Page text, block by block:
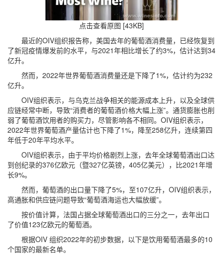
点击查看原图 [43KB]
最近的OIV组织报告称，美国去年的葡萄酒消费量，已经恢复到
了新冠疫情爆发前的水平，与2021年相比增长了约3%，估计达到34
亿升。
然而，2022年世界葡萄酒消费量还是下降了1%，估计约为232
亿升。
OIV组织表示，与乌克兰战争相关的能源成本上升，以及全球供
应链经常中断，导致“消费者的葡萄酒价格大幅上涨”。通货膨胀也削
弱了葡萄酒饮用者的购买力，尽管影响各不相同。OIV组织表示，
2022年世界葡萄酒产量估计也下降了1%，降至258亿升，连续第四
年低于20年平均水平。
OIV组织表示，由于平均价格剧烈上涨，去年全球葡萄酒出口达
到创纪录的376亿欧元（暨327亿英镑，405亿美元），比2021年增
长9%。
然而，葡萄酒的出口量下降了5%，至107亿升，OIV组织表示，
高通胀和供应链问题导致“葡萄酒海运也大幅放缓”。
按价值计算，法国占据全球葡萄酒出口的三分之一，去年出口
了价值123亿欧元的葡萄酒。
根据OIV 组织2022年的初步数据，以下是饮用葡萄酒最多的10
个国家的最新名单。